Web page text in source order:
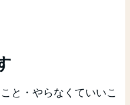
と・やらなくていいこ